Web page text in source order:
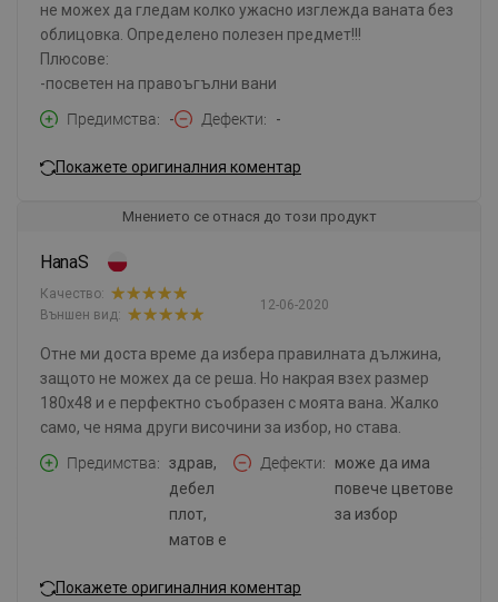
не можех да гледам колко ужасно изглежда ваната без
облицовка. Определено полезен предмет!!!
Плюсове:
-посветен на правоъгълни вани
Предимства
- Дефекти -
Покажете оригиналния коментар
Мнението се отнася до този продукт
HanaS
12-06-2020
Качество:
Външен вид:
Отне ми доста време да избера правилната дължина,
защото не можех да се реша. Но накрая взех размер
180x48 и е перфектно съобразен с моята вана. Жалко
само, че няма други височини за избор, но става.
Предимства
здрав,
дебел
плот,
матов е
Дефекти
може да има
повече цветове
за избор
Покажете оригиналния коментар